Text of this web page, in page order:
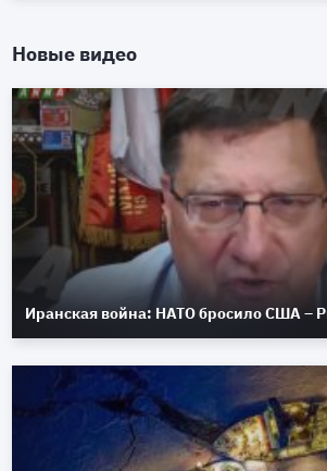
Новые видео
Иранская война: НАТО бросило США –